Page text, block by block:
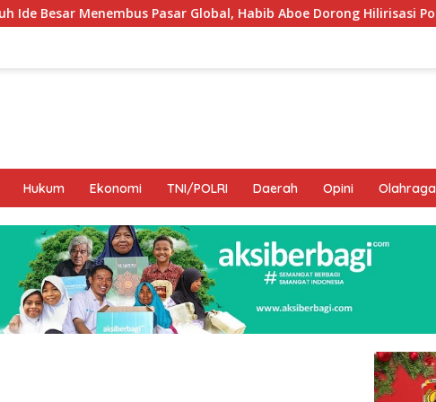
Pasar Global, Habib Aboe Dorong Hilirisasi Potensi Daerah
Hukum Ekonomi TNI/POLRI Daerah Opini Olahraga